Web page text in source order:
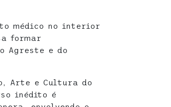
médico no interior
formar
Agreste e do
Arte e Cultura do
inédito é